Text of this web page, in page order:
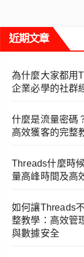
近期文章
為什麼大家都用
企業必學的社群
什麼是流量密碼
高效獲客的完整
Threads什麼時
量高峰時間及高
如何讓Threads
整教學：高效管
與數據安全